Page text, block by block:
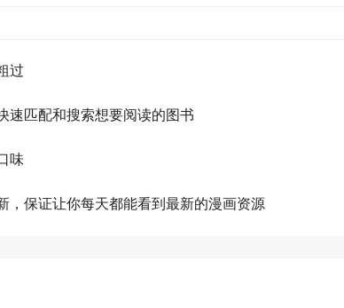
过
速匹配和搜索想要阅读的图书
味
，保证让你每天都能看到最新的漫画资源